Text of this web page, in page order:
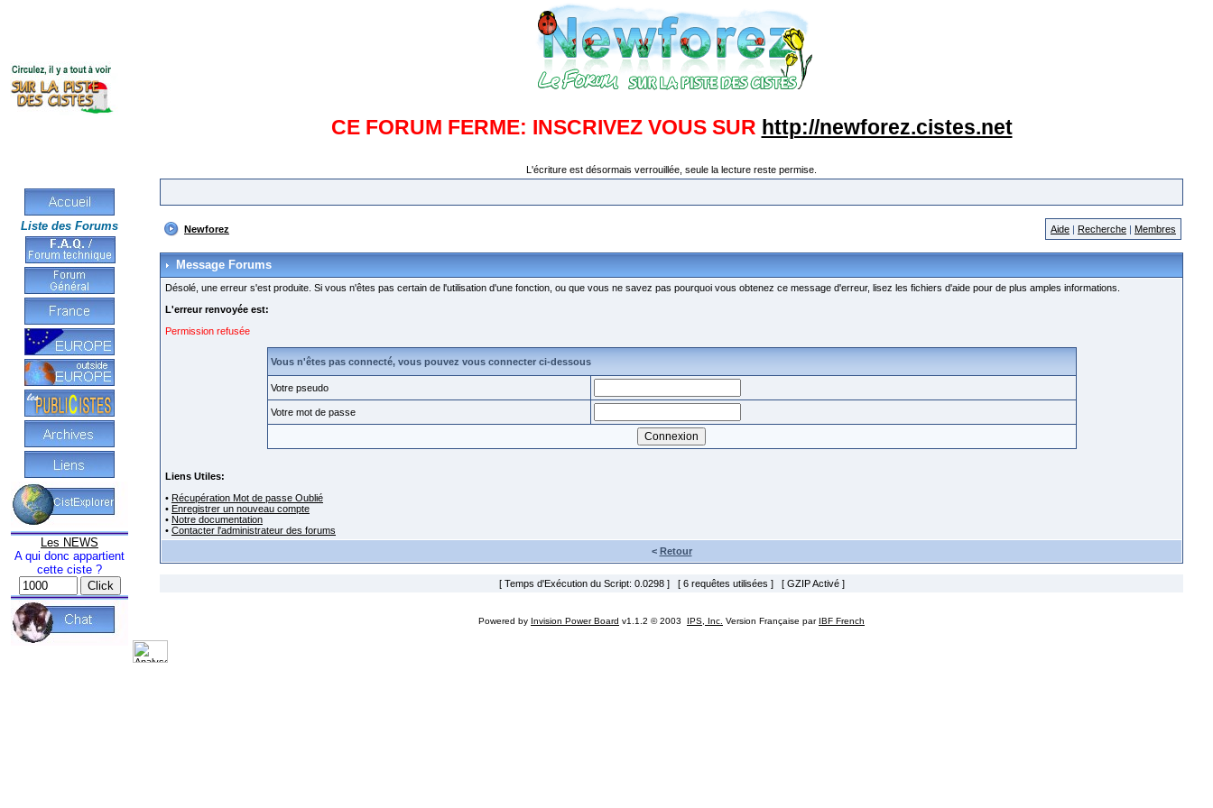
CE FORUM FERME: INSCRIVEZ VOUS SUR http://newforez.cistes.net
L'écriture est désormais verrouillée, seule la lecture reste permise.
Liste des Forums
Les NEWS
A qui donc appartient
cette ciste ?
Newforez Aide | Recherche | Membres
Message Forums
Désolé, une erreur s'est produite. Si vous n'êtes pas certain de l'utilisation d'une fonction, ou que vous ne savez pas pourquoi vous obtenez ce message d'erreur, lisez les fichiers d'aide pour de plus amples informations.
L'erreur renvoyée est:
Permission refusée
Vous n'êtes pas connecté, vous pouvez vous connecter ci-dessous
Votre pseudo
Votre mot de passe
Liens Utiles:
• Récupération Mot de passe Oublié
• Enregistrer un nouveau compte
• Notre documentation
• Contacter l'administrateur des forums
< Retour
[ Temps d'Exécution du Script: 0.0298 ] [ 6 requêtes utilisées ] [ GZIP Activé ]
Powered by Invision Power Board v1.1.2 © 2003 IPS, Inc. Version Française par IBF French